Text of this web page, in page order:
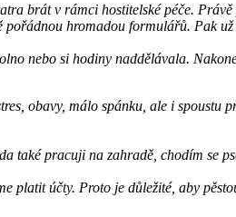
brát v rámci hostitelské péče.
hromadou formulářů. Pak
nebo si hodiny naddělávala.
obavy, málo spánku, ale i spoustu
také pracuji na zahradě, chodím se
platit účty. Proto je důležité, aby